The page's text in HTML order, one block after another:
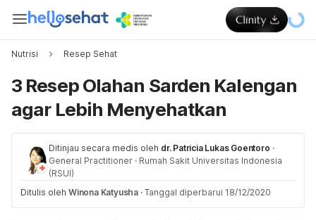
Nutrisi Resep Sehat
3 Resep Olahan Sarden Kalengan
agar Lebih Menyehatkan
Ditinjau secara medis oleh dr. Patricia Lukas Goentoro ·
General Practitioner · Rumah Sakit Universitas Indonesia
(RSUI)
Ditulis oleh Winona Katyusha · Tanggal diperbarui 18/12/2020